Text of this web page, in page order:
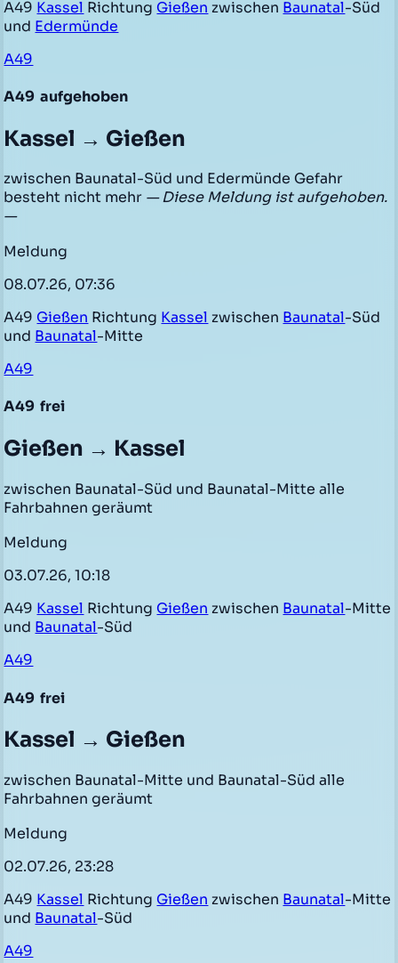
A49 Kassel Richtung Gießen zwischen Baunatal-Süd
und Edermünde
A49
A49 aufgehoben
Kassel → Gießen
zwischen Baunatal-Süd und Edermünde Gefahr
besteht nicht mehr — Diese Meldung ist aufgehoben.
—
Meldung
08.07.26, 07:36
A49 Gießen Richtung Kassel zwischen Baunatal-Süd
und Baunatal-Mitte
A49
A49 frei
Gießen → Kassel
zwischen Baunatal-Süd und Baunatal-Mitte alle
Fahrbahnen geräumt
Meldung
03.07.26, 10:18
A49 Kassel Richtung Gießen zwischen Baunatal-Mitte
und Baunatal-Süd
A49
A49 frei
Kassel → Gießen
zwischen Baunatal-Mitte und Baunatal-Süd alle
Fahrbahnen geräumt
Meldung
02.07.26, 23:28
A49 Kassel Richtung Gießen zwischen Baunatal-Mitte
und Baunatal-Süd
A49